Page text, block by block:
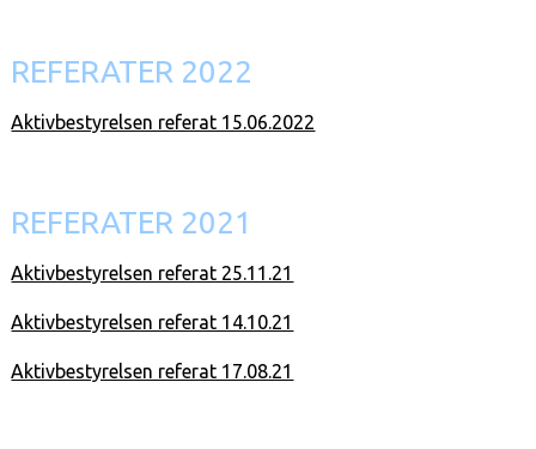
REFERATER 2022
Aktivbestyrelsen referat 15.06.2022
REFERATER 2021
Aktivbestyrelsen referat 25.11.21
Aktivbestyrelsen referat 14.10.21
Aktivbestyrelsen referat 17.08.21